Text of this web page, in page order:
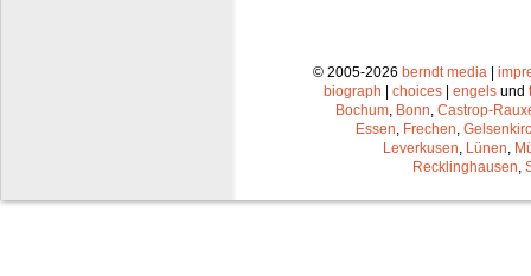
© 2005-2026 berndt media |
biograph | choices | engels und
Bochum Bonn Castrop-
Essen Frechen
Leverkusen Lünen
Recklinghausen